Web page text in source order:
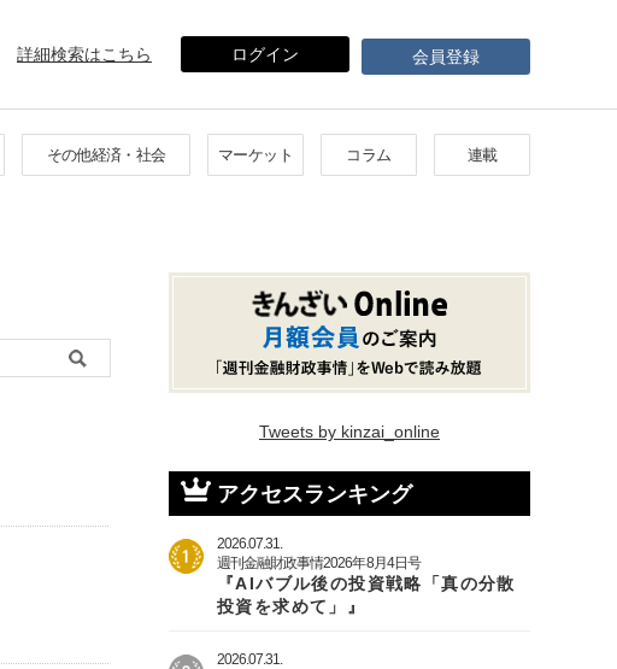
詳細検索はこちら ログイン 会員登録
その他経済・社会 マーケット コラム 連載
Tweets by kinzai_online
アクセスランキング
2026.07.31.
週刊金融財政事情2026年8月4日号
『AIバブル後の投資戦略「真の分散
投資を求めて」』
2026.07.31.